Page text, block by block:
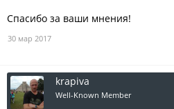
Спасибо за ваши мнения!
30 мар 2017
krapiva
Well-Known Member